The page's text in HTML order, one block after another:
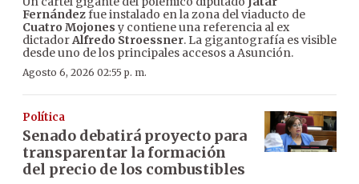
Fernándezfue instalado en la zona del viaducto de
Cuatro Mojones y contiene una referencia al ex
dictadorAlfredo Stroessner. La gigantografía es visible
desde uno de los principales accesos a Asunción.
Agosto 6, 2026 02:55 p. m.
Política
Senado debatirá proyecto para
transparentar la formación
del precio de los combustibles